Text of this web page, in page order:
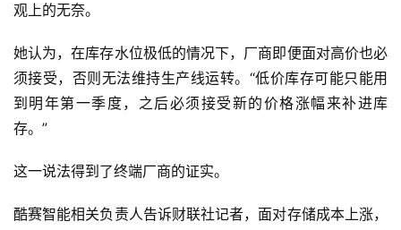
观上的无奈。
她认为，在库存水位极低的情况下，厂商即便面对高价也必
须接受，否则无法维持生产线运转。“低价库存可能只能用
到明年第一季度，之后必须接受新的价格涨幅来补进库
存。”
这一说法得到了终端厂商的证实。
酷赛智能相关负责人告诉财联社记者，面对存储成本上涨，